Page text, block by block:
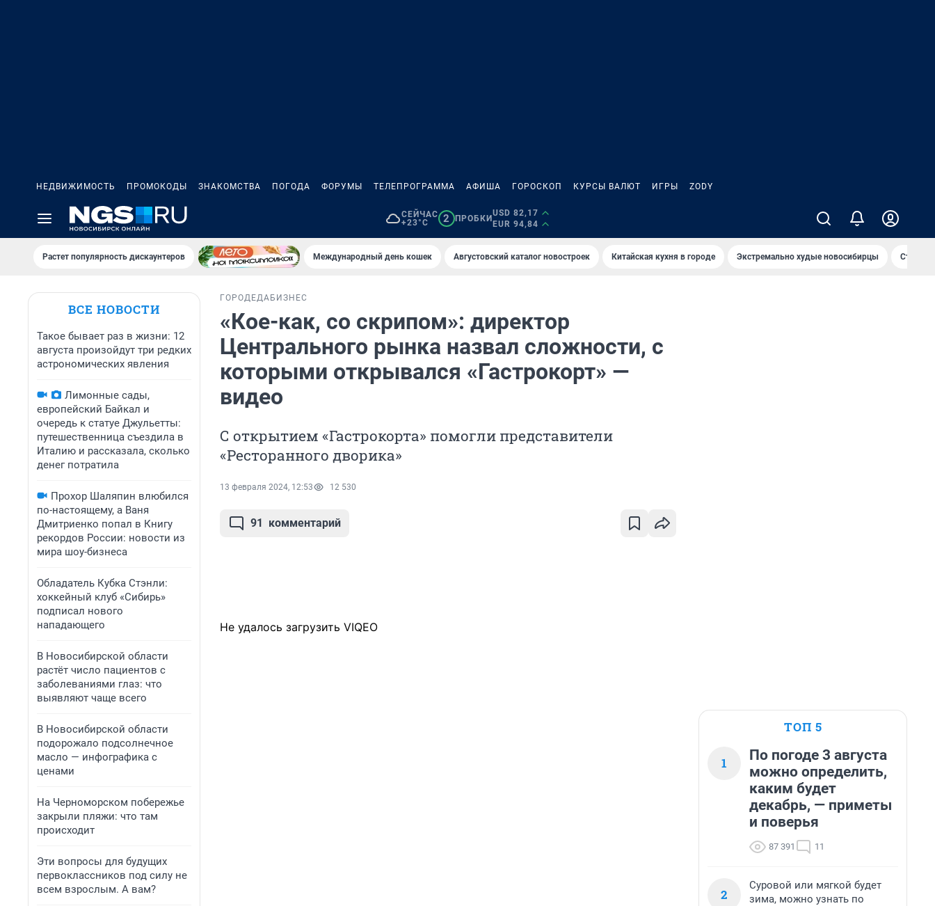
НЕДВИЖИМОСТЬ ПРОМОКОДЫ ЗНАКОМСТВА ПОГОДА ФОРУМЫ ТЕЛЕПРОГРАММА АФИША ГОРОСКОП КУРСЫ ВАЛЮТ ИГРЫ ZODY
СЕЙЧАС
+23°C
2 ПРОБКИ
USD 82,17
EUR 94,84
Растет популярность дискаунтеров Международный день кошек Августовский каталог новостроек Китайская кухня в городе Экстремально худые новосибирцы Старт
ВСЕ НОВОСТИ
Такое бывает раз в жизни: 12
августа произойдут три редких
астрономических явления
Лимонные сады,
европейский Байкал и
очередь к статуе Джульетты:
путешественница съездила в
Италию и рассказала, сколько
денег потратила
Прохор Шаляпин влюбился
по-настоящему, а Ваня
Дмитриенко попал в Книгу
рекордов России: новости из
мира шоу-бизнеса
Обладатель Кубка Стэнли:
хоккейный клуб «Сибирь»
подписал нового
нападающего
В Новосибирской области
растёт число пациентов с
заболеваниями глаз: что
выявляют чаще всего
В Новосибирской области
подорожало подсолнечное
масло — инфографика с
ценами
На Черноморском побережье
закрыли пляжи: что там
происходит
Эти вопросы для будущих
первоклассников под силу не
всем взрослым. А вам?
ГОРОД ЕДА БИЗНЕС
«Кое-как, со скрипом»: директор
Центрального рынка назвал сложности, с
которыми открывался «Гастрокорт» —
видео
С открытием «Гастрокорта» помогли представители
«Ресторанного дворика»
13 февраля 2024, 12:53 12 530
91 комментарий
Не удалось загрузить VIQEO
ТОП 5
1
По погоде 3 августа
можно определить,
каким будет
декабрь, — приметы
и поверья
87 391 11
2
Суровой или мягкой будет
зима, можно узнать по